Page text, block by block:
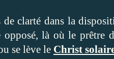
clarté dans la
là où le prêtre
se lève le Christ